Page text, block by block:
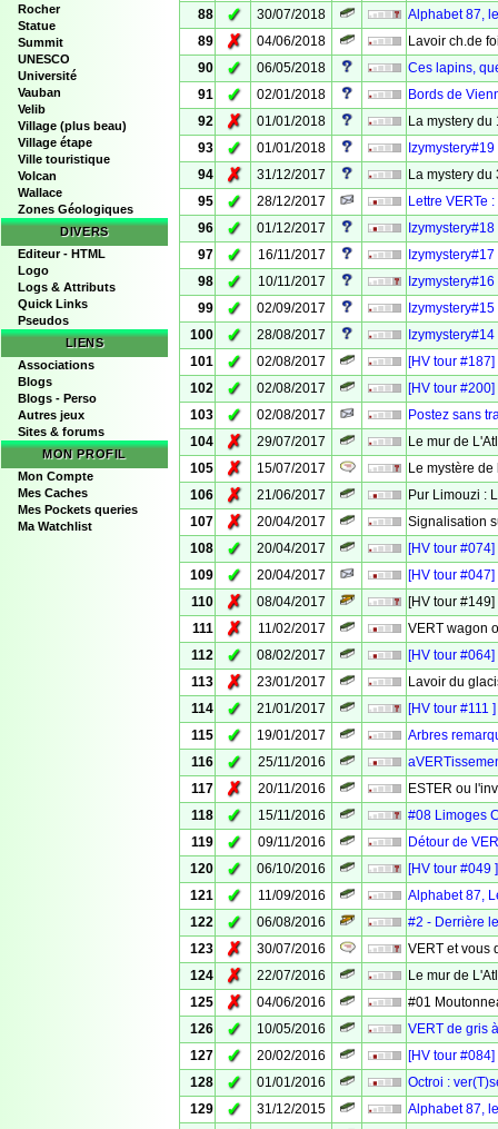
Rocher
Statue
Summit
UNESCO
Université
Vauban
Velib
Village (plus beau)
Village étape
Ville touristique
Volcan
Wallace
Zones Géologiques
DIVERS
Editeur - HTML
Logo
Logs & Attributs
Quick Links
Pseudos
LIENS
Associations
Blogs
Blogs - Perso
Autres jeux
Sites & forums
MON PROFIL
Mon Compte
Mes Caches
Mes Pockets queries
Ma Watchlist
88
✓ 30/07/2018
Alphabet 87,
89
✗ 04/06/2018
Lavoir ch.de
90
✓ 06/05/2018
Ces lapins,
91
✓ 02/01/2018
Bords de
92
✗ 01/01/2018
La mystery
93
✓ 01/01/2018
94
✗ 31/12/2017
La mystery
95
✓ 28/12/2017
Lettre VERTe
96
✓ 01/12/2017
97
✓ 16/11/2017
98
✓ 10/11/2017
99
✓ 02/09/2017
100
✓ 28/08/2017
101
✓ 02/08/2017
[HV tour
102
✓ 02/08/2017
[HV tour
103
✓ 02/08/2017
Postez sans
104
✗ 29/07/2017
Le mur de
105
✗ 15/07/2017
Le mystère
106
✗ 21/06/2017
Pur Limouzi :
107
✗ 20/04/2017
Signalisation
108
✓ 20/04/2017
[HV tour
109
✓ 20/04/2017
[HV tour
110
✗ 08/04/2017
[HV tour
111
✗ 11/02/2017
VERT wagon
112
✓ 08/02/2017
[HV tour
113
✗ 23/01/2017
Lavoir du
114
✓ 21/01/2017
[HV tour #111
115
✓ 19/01/2017
Arbres
116
✓ 25/11/2016
117
✗ 20/11/2016
ESTER ou
118
✓ 15/11/2016
#08 Limoges
119
✓ 09/11/2016
Détour de
120
✓ 06/10/2016
[HV tour #049
121
✓ 11/09/2016
Alphabet 87,
122
✓ 06/08/2016
#2 - Derrière
123
✗ 30/07/2016
VERT et vous
124
✗ 22/07/2016
Le mur de
125
✗ 04/06/2016
#01
126
✓ 10/05/2016
VERT de gris
127
✓ 20/02/2016
[HV tour
128
✓ 01/01/2016
Octroi :
129
✓ 31/12/2015
Alphabet 87,